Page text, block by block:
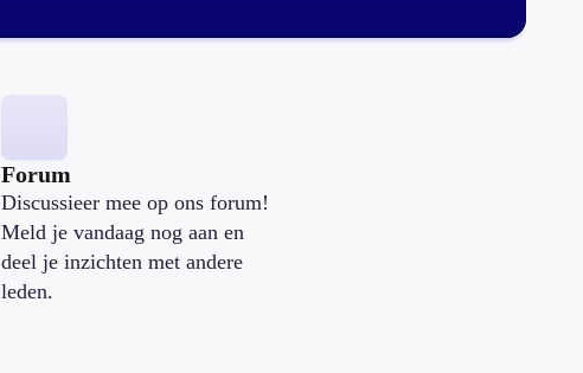
Forum
Discussieer mee op ons forum!
Meld je vandaag nog aan en
deel je inzichten met andere
leden.